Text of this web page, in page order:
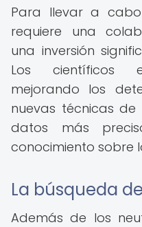
Para llevar a cabo
requiere una
una inversión
Los científicos
mejorando los
nuevas técnicas
datos más
conocimiento sobre
La búsqueda
Además de los